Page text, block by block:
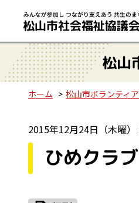
松山
ホーム 松山市ボランティ
2015年12月24日（木曜
ひめクラ